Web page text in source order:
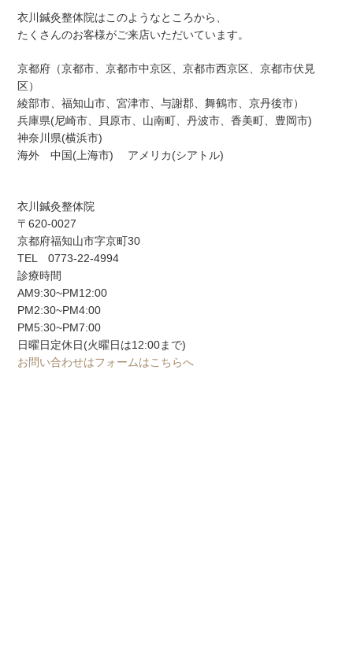
衣川鍼灸整体院はこのようなところから、
たくさんのお客様がご来店いただいています。
京都府（京都市、京都市中京区、京都市西京区、京都市伏見
区）
綾部市、福知山市、宮津市、与謝郡、舞鶴市、京丹後市）
兵庫県(尼崎市、貝原市、山南町、丹波市、香美町、豊岡市)
神奈川県(横浜市)
海外 中国(上海市) アメリカ(シアトル)
衣川鍼灸整体院
〒620-0027
京都府福知山市字京町30
TEL 0773-22-4994
診療時間
AM9:30~PM12:00
PM2:30~PM4:00
PM5:30~PM7:00
日曜日定休日(火曜日は12:00まで)
お問い合わせはフォームはこちらへ